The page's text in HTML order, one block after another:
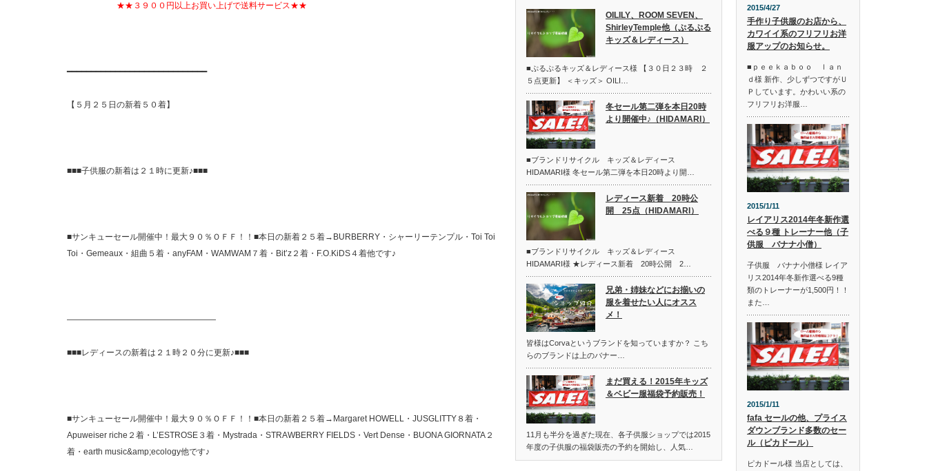
★★３９００円以上お買い上げで送料サービス★★
━━━━━━━━━━━━━━━━━━━━━━━━━━━━━
【５月２５日の新着５０着】
■■■子供服の新着は２１時に更新♪■■■
■サンキューセール開催中！最大９０％ＯＦＦ！！■本日の新着２５着→BURBERRY・シャーリーテンプル・Toi Toi
Toi・Gemeaux・組曲５着・anyFAM・WAMWAM７着・Bit’z２着・F.O.KiDS４着他です♪
——————————————————
■■■レディースの新着は２１時２０分に更新♪■■■
■サンキューセール開催中！最大９０％ＯＦＦ！！■本日の新着２５着→Margaret HOWELL・JUSGLITTY８着・
Apuweiser riche２着・L’ESTROSE３着・Mystrada・STRAWBERRY FIELDS・Vert Dense・BUONA GIORNATA２
着・earth music&amp;ecology他です♪
OILILY、ROOM SEVEN、
ShirleyTemple他（ぷるぷる
キッズ＆レディース）
■ぷるぷるキッズ＆レディース様 【３０日２３時 ２
５点更新】 ＜キッズ＞ OILI…
冬セール第二弾を本日20時
より開催中♪（HIDAMARI）
■ブランドリサイクル キッズ＆レディース
HIDAMARI様 冬セール第二弾を本日20時より開…
レディース新着 20時公
開 25点（HIDAMARI）
■ブランドリサイクル キッズ＆レディース
HIDAMARI様 ★レディース新着 20時公開 2…
兄弟・姉妹などにお揃いの
服を着せたい人にオスス
メ！
皆様はCorvaというブランドを知っていますか？ こち
らのブランドは上のバナー…
まだ買える！2015年キッズ
＆ベビー服福袋予約販売！
11月も半分を過ぎた現在、各子供服ショップでは2015
年度の子供服の福袋販売の予約を開始し、人気…
2015/4/27
手作り子供服のお店から、
カワイイ系のフリフリお洋
服アップのお知らせ。
■ｐｅｅｋａｂｏｏ ｌａｎ
ｄ様 新作、少しずつですがＵ
Ｐしています。かわいい系の
フリフリお洋服…
2015/1/11
レイアリス2014年冬新作選
べる９種 トレーナー他（子
供服 バナナ小僧）
子供服 バナナ小僧様 レイア
リス2014年冬新作選べる9種
類のトレーナーが1,500円！！
また…
2015/1/11
fafa セールの他、プライス
ダウンブランド多数のセー
ル（ピカドール）
ピカドール様 当店としては、